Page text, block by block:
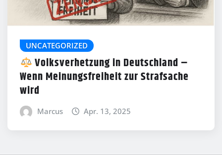
UNCATEGORIZED
Volksverhetzung in Deutschland –
Wenn Meinungsfreiheit zur Strafsache
wird
Marcus Apr. 13, 2025